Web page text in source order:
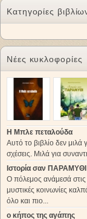
Κατηγορίες
Νέες κυκλοφορίες
Η Μπλε πεταλούδα
Αυτό το βιβλίο δεν μιλά
σχέσεις. Μιλά για
Ιστορία σαν ΠΑΡΑΜΥΘΙ
Ο πόλεμος ανάμεσά
μυστικές κοινωνίες
όλο και πιο...
ο κήπος της αγάπης